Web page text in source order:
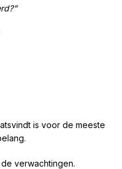
is voor de meeste
verwachtingen.